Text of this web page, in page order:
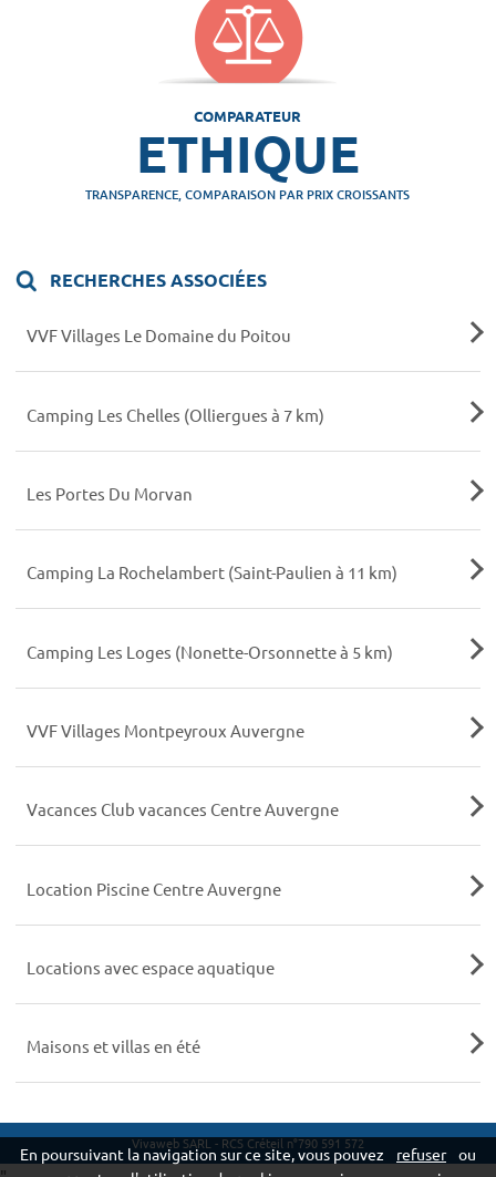
COMPARATEUR
ETHIQUE
TRANSPARENCE, COMPARAISON PAR PRIX CROISSANTS
RECHERCHES ASSOCIÉES
VVF Villages Le Domaine du Poitou
Camping Les Chelles (Olliergues à 7 km)
Les Portes Du Morvan
Camping La Rochelambert (Saint-Paulien à 11 km)
Camping Les Loges (Nonette-Orsonnette à 5 km)
VVF Villages Montpeyroux Auvergne
Vacances Club vacances Centre Auvergne
Location Piscine Centre Auvergne
Locations avec espace aquatique
Maisons et villas en été
Vivaweb SARL - RCS Créteil n°790 591 572
En poursuivant la navigation sur ce site, vous pouvez refuser
ou